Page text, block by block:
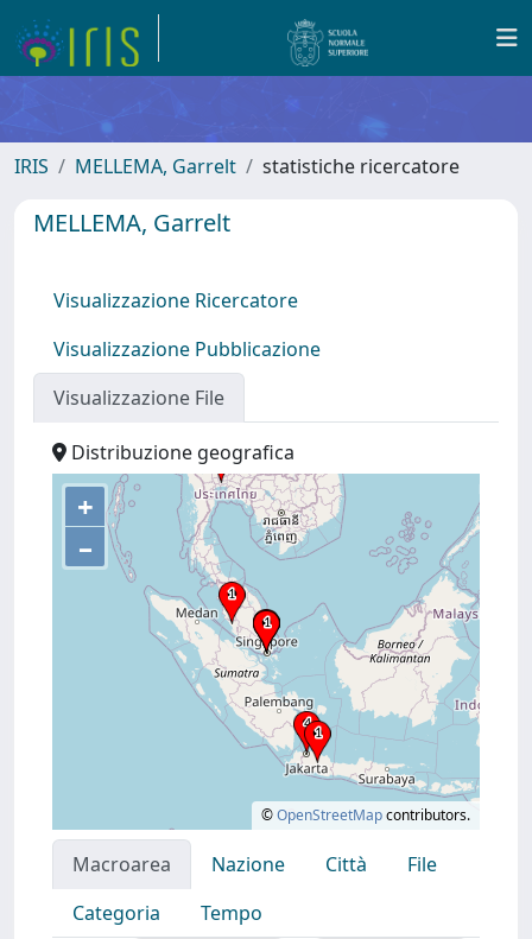
IRIS MELLEMA, Garrelt statistiche ricercatore
MELLEMA, Garrelt
Visualizzazione Ricercatore
Visualizzazione Pubblicazione
Visualizzazione File
Distribuzione geografica
+
–
©OpenStreetMapcontributors.
Macroarea Nazione Città
File
Categoria
Tempo